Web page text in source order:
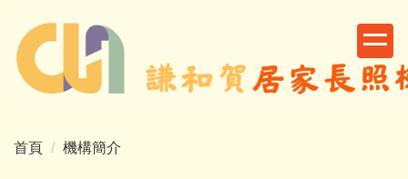
到
主
要
區
首頁 機構簡介